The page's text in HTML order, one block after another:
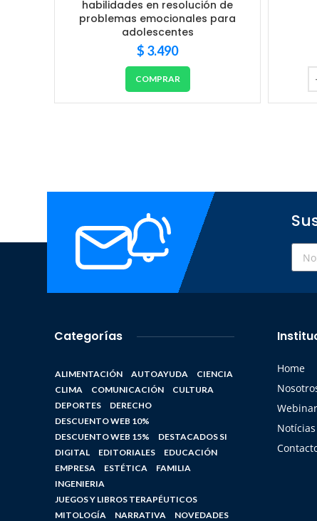
habilidades en resolución de
problemas emocionales para
adolescentes
$ 3.490
COMPRAR
Categorías
ALIMENTACIÓN AUTOAYUDA
CIENCIA
CLIMA
COMUNICACIÓN
CULTURA
DEPORTES
DERECHO
DESCUENTO WEB 10%
DESCUENTO WEB 15%
DESTACADOS SI
DIGITAL
EDITORIALES
EDUCACIÓN
EMPRESA
ESTÉTICA
FAMILIA
INGENIERIA
JUEGOS Y LIBROS TERAPÉUTICOS
MITOLOGÍA
NARRATIVA NOVEDADES
Home
Notícias